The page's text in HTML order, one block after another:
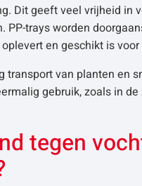
Dit geeft veel vrijheid in
trays worden
en geschikt is
transport van planten en
gebruik, zoals in
tegen